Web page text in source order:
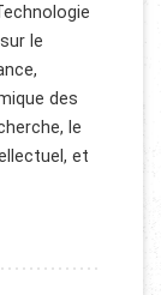
le
des
le
et
ET DE LA